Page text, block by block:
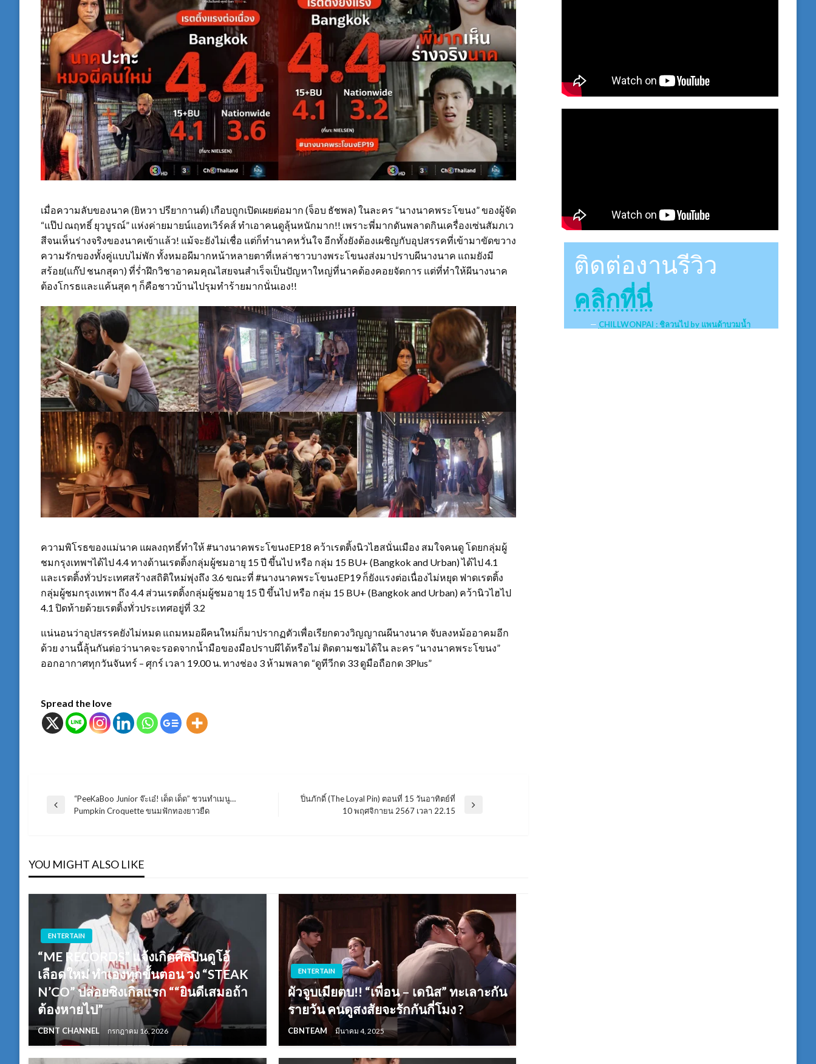
เมื่อความลับของนาค (ยิหวา ปรียากานต์) เกือบถูกเปิดเผยต่อมาก (จ็อบ ธัชพล) ในละคร “นางนาคพระโขนง” ของผู้จัด
“แป๊ป ณฤทธิ์ ยุวบูรณ์” แห่งค่ายมายน์แอทเวิร์คส์ ทำเอาคนดูลุ้นหนักมาก!! เพราะพี่มากดันพลาดกินเครื่องเซ่นสัมภเว
สีจนเห็นร่างจริงของนาคเข้าแล้ว! แม้จะยังไม่เชื่อ แต่ก็ทำนาคหวั่นใจ อีกทั้งยังต้องเผชิญกับอุปสรรคที่เข้ามาขัดขวาง
ความรักของทั้งคู่แบบไม่พัก ทั้งหมอผีมากหน้าหลายตาที่เหล่าชาวบางพระโขนงส่งมาปราบผีนางนาค แถมยังมี
สร้อย(แก๊ป ชนกสุดา) ที่ร่ำฝึกวิชาอาคมคุณไสยจนสำเร็จเป็นปัญหาใหญ่ที่นาคต้องคอยจัดการ แต่ที่ทำให้ผีนางนาค
ต้องโกรธและแค้นสุด ๆ ก็คือชาวบ้านไปรุมทำร้ายมากนั่นเอง!!
ความพิโรธของแม่นาค แผลงฤทธิ์ทำให้ #นางนาคพระโขนงEP18 คว้าเรตติ้งนิวไฮสนั่นเมือง สมใจคนดู โดยกลุ่มผู้
ชมกรุงเทพฯได้ไป 4.4 ทางด้านเรตติ้งกลุ่มผู้ชมอายุ 15 ปี ขึ้นไป หรือ กลุ่ม 15 BU+ (Bangkok and Urban) ได้ไป 4.1
และเรตติ้งทั่วประเทศสร้างสถิติใหม่พุ่งถึง 3.6 ขณะที่ #นางนาคพระโขนงEP19 ก็ยังแรงต่อเนื่องไม่หยุด ฟาดเรตติ้ง
กลุ่มผู้ชมกรุงเทพฯ ถึง 4.4 ส่วนเรตติ้งกลุ่มผู้ชมอายุ 15 ปี ขึ้นไป หรือ กลุ่ม 15 BU+ (Bangkok and Urban) คว้านิวไฮไป
4.1 ปิดท้ายด้วยเรตติ้งทั่วประเทศอยู่ที่ 3.2
แน่นอนว่าอุปสรรคยังไม่หมด แถมหมอผีคนใหม่ก็มาปรากฏตัวเพื่อเรียกดวงวิญญาณผีนางนาค จับลงหม้ออาคมอีก
ด้วย งานนี้ลุ้นกันต่อว่านาคจะรอดจากน้ำมือของมือปราบผีได้หรือไม่ ติดตามชมได้ใน ละคร “นางนาคพระโขนง”
ออกอากาศทุกวันจันทร์ – ศุกร์ เวลา 19.00 น. ทางช่อง 3 ห้ามพลาด “ดูทีวีกด 33 ดูมือถือกด 3Plus”
Spread the love
แนะแนว
Previous
“PeeKaBoo Junior จ๊ะเอ๋! เด็ด เด็ด” ชวนทำเมนู…
Pumpkin Croquette ขนมฟักทองยาวยืด
ปิ่นภักดิ์ (The Loyal Pin) ตอนที่ 15 วันอาทิตย์ที่
10 พฤศจิกายน 2567 เวลา 22.15
YOU MIGHT ALSO LIKE
ENTERTAIN
“ME RECORDS” แจ้งเกิดศิลปินดูโอ้
เลือดใหม่ ทำเองทุกขั้นตอน วง “STEAK
N’CO” ปล่อยซิงเกิลแรก ““ยินดีเสมอถ้า
ต้องหายไป”
CBNT CHANNEL กรกฎาคม 16, 2026
ENTERTAIN
ผัวจูบเมียตบ!! “เพื่อน – เดนิส” ทะเลาะกัน
รายวัน คนดูสงสัยจะรักกันกี่โมง ?
CBNTEAM มีนาคม 4, 2025
ติดต่องานรีวิว
คลิกที่นี่
CHILLWONPAI : ชิลวนไป by แพนด้าบวมน้ำ